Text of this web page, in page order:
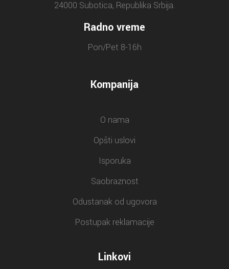
24000 Subotica, Republika Srbija.
Radno vreme
Pon/Pet 8-16h
Kompanija
O nama
Opšti uslovi
Isporuka
Saobraznost
Odustanak od ugovora
Postupak reklamacije
Linkovi